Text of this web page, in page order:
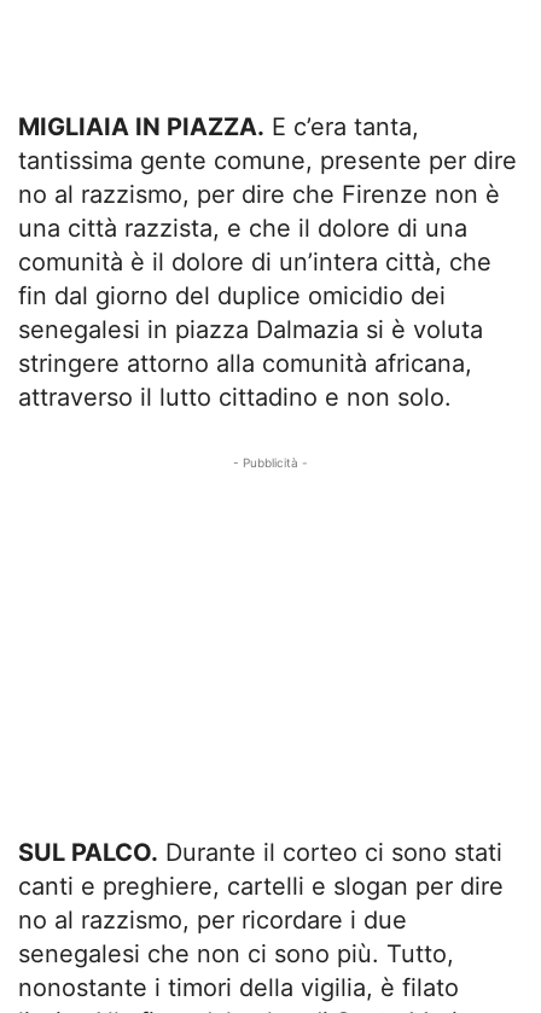
MIGLIAIA IN PIAZZA. E c’era tanta,
tantissima gente comune, presente per dire
no al razzismo, per dire che Firenze non è
una città razzista, e che il dolore di una
comunità è il dolore di un’intera città, che
fin dal giorno del duplice omicidio dei
senegalesi in piazza Dalmazia si è voluta
stringere attorno alla comunità africana,
attraverso il lutto cittadino e non solo.
- Pubblicità -
SUL PALCO. Durante il corteo ci sono stati
canti e preghiere, cartelli e slogan per dire
no al razzismo, per ricordare i due
senegalesi che non ci sono più. Tutto,
nonostante i timori della vigilia, è filato